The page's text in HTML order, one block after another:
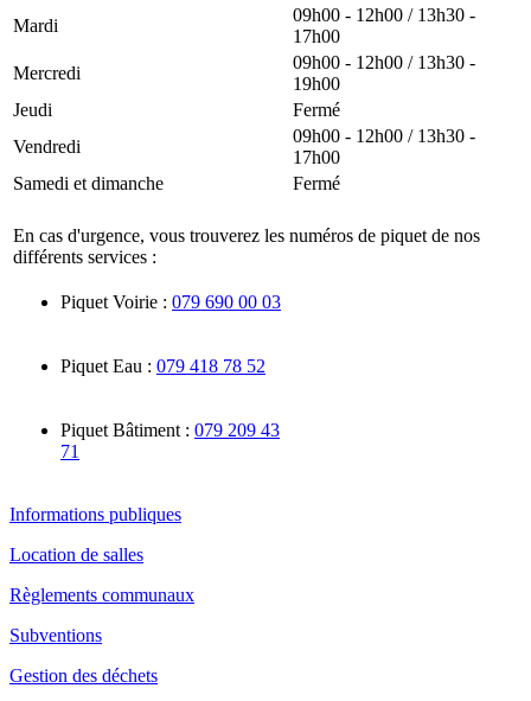
Mardi
09h00 - 12h00 / 13h30 -
17h00
Mercredi
09h00 - 12h00 / 13h30 -
19h00
Jeudi
Fermé
Vendredi
09h00 - 12h00 / 13h30 -
17h00
Samedi et dimanche
Fermé
En cas d'urgence, vous trouverez les numéros de piquet de nos
différents services :
Piquet Voirie : 079 690 00 03
Piquet Eau : 079 418 78 52
Piquet Bâtiment : 079 209 43
71
Informations publiques
Location de salles
Règlements communaux
Subventions
Gestion des déchets